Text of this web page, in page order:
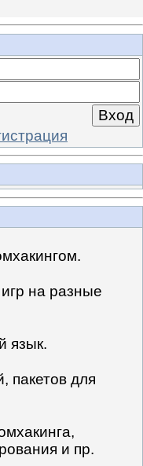
на разные
язык.
пакетов для
и пр.